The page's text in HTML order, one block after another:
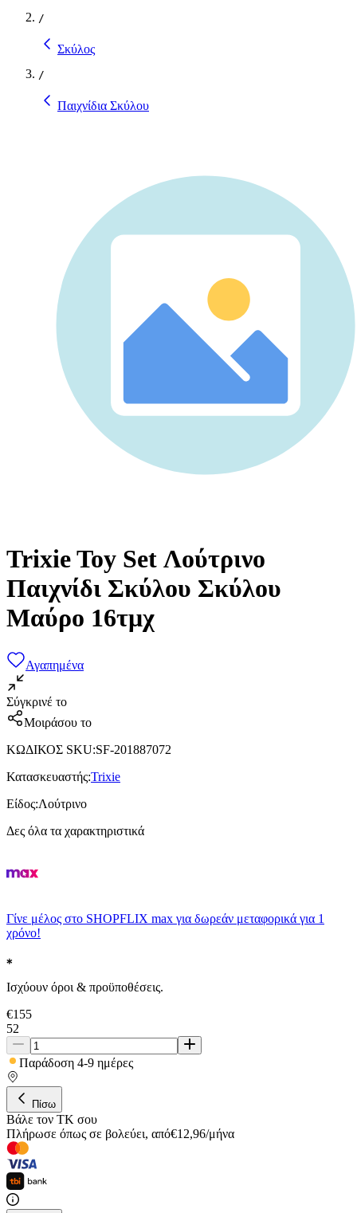
/
Σκύλος
/
Παιχνίδια Σκύλου
Trixie Toy Set Λούτρινο
Παιχνίδι Σκύλου Σκύλου
Μαύρο 16τμχ
Αγαπημένα
Σύγκρινέ το
Μοιράσου το
ΚΩΔΙΚΟΣ SKU:SF-201887072
Κατασκευαστής:Trixie
Είδος:Λούτρινο
Δες όλα τα χαρακτηριστικά
Γίνε μέλος στο SHOPFLIX max για δωρεάν μεταφορικά για 1
χρόνο!
Ισχύουν όροι & προϋποθέσεις.
€155
52
Παράδοση 4-9 ημέρες
Πίσω
Βάλε τον ΤΚ σου
Πλήρωσε όπως σε βολεύει, από€12,96/μήνα